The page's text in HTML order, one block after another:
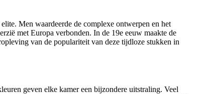
Men waardeerde de complexe ontwerpen en het
met Europa verbonden. In de 19e eeuw maakte de
van de populariteit van deze tijdloze stukken in
geven elke kamer een bijzondere uitstraling. Veel